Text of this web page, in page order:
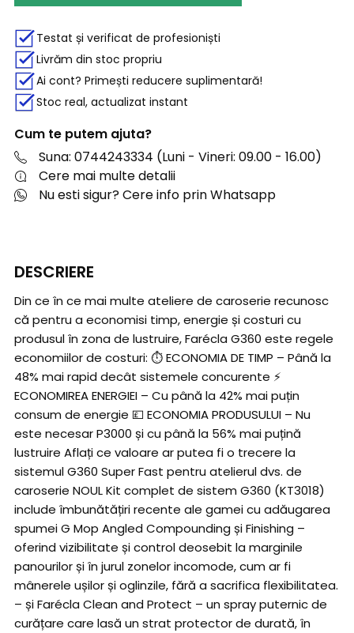
Testat și verificat de profesioniști
Livrăm din stoc propriu
Ai cont? Primești reducere suplimentară!
Stoc real, actualizat instant
Cum te putem ajuta?
Suna: 0744243334 (Luni - Vineri: 09.00 - 16.00)
Cere mai multe detalii
Nu esti sigur? Cere info prin Whatsapp
DESCRIERE
Din ce în ce mai multe ateliere de caroserie recunosc
că pentru a economisi timp, energie și costuri cu
produsul în zona de lustruire, Farécla G360 este regele
economiilor de costuri: ⏱️ ECONOMIA DE TIMP – Până la
48% mai rapid decât sistemele concurente ⚡
ECONOMIREA ENERGIEI – Cu până la 42% mai puțin
consum de energie 💷 ECONOMIA PRODUSULUI – Nu
este necesar P3000 și cu până la 56% mai puțină
lustruire Aflați ce valoare ar putea fi o trecere la
sistemul G360 Super Fast pentru atelierul dvs. de
caroserie NOUL Kit complet de sistem G360 (KT3018)
include îmbunătățiri recente ale gamei cu adăugarea
spumei G Mop Angled Compounding și Finishing –
oferind vizibilitate și control deosebit la marginile
panourilor și în jurul zonelor incomode, cum ar fi
mânerele ușilor și oglinzile, fără a sacrifica flexibilitatea.
– și Farécla Clean and Protect – un spray puternic de
curățare care lasă un strat protector de durată, în